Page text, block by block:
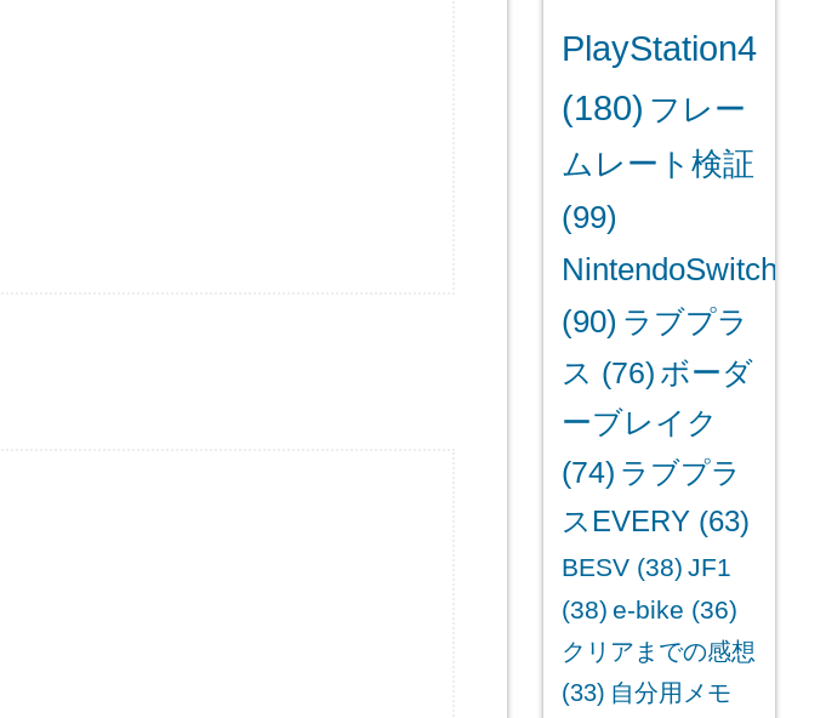
PlayStation4
(180) フレー
ムレート検証
(99)
NintendoSwitch
(90) ラブプラ
ス (76) ボーダ
ーブレイク
(74) ラブプラ
スEVERY(63)
BESV(38) JF1
(38) e-bike (36)
クリアまでの感想
(33) 自分用メモ